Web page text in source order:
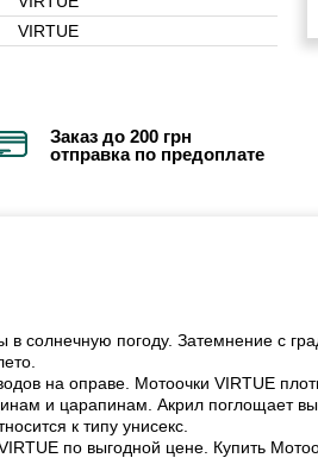
VIRTUE
Заказ до 200 грн
отправка по предоплате
солнечную погоду. Затемнение с
на оправе. Мотоочки VIRTUE
и царапинам. Акрил
к типу унисекс.
по выгодной цене. Купить